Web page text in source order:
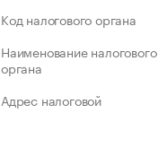
Код налогового органа
Наименование налогового
органа
Адрес налоговой